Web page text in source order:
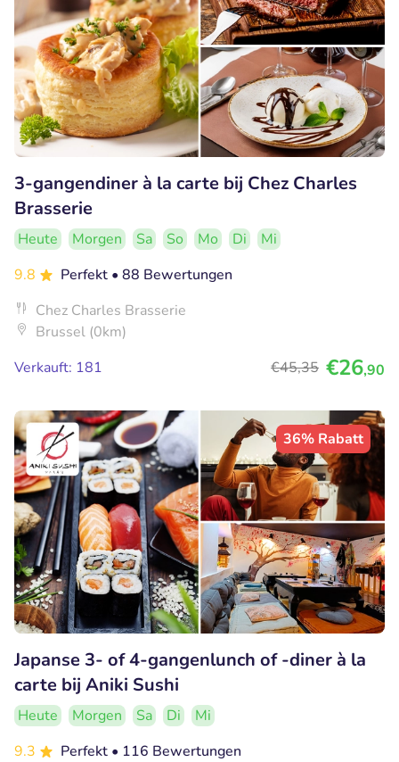
3-gangendiner à la carte bij Chez Charles
Brasserie
Heute Morgen Sa So Mo Di
Mi
9.8
Perfekt • 88 Bewertungen
Chez Charles Brasserie
Brussel (0km)
Verkauft: 181
€45,35 €26,90
36% Rabatt
Japanse 3- of 4-gangenlunch of -diner à la
carte bij Aniki Sushi
Heute Morgen Sa Di
Mi
9.3
Perfekt • 116 Bewertungen